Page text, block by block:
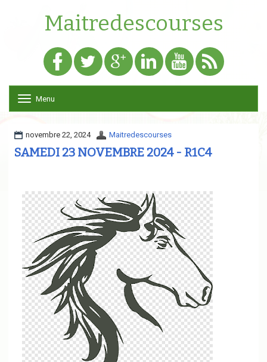
Maitredescourses
o
g
e
i
g
a
i
o
n
Menu
novembre 22, 2024 Maitredescourses
SAMEDI 23 NOVEMBRE 2024 - R1C4